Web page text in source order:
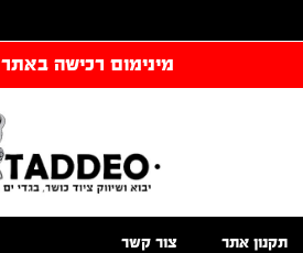
מינימום רכישה באתר 149שח
תקנון אתר צור קשר